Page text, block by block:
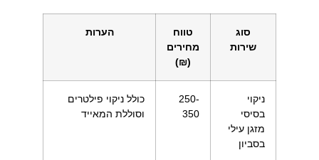
סוג
שירות
טווח
מחירים
(₪)
הערות
ניקוי
בסיסי
מזגן עילי
בסביון
250-
350
כולל ניקוי פילטרים
וסוללת המאייד